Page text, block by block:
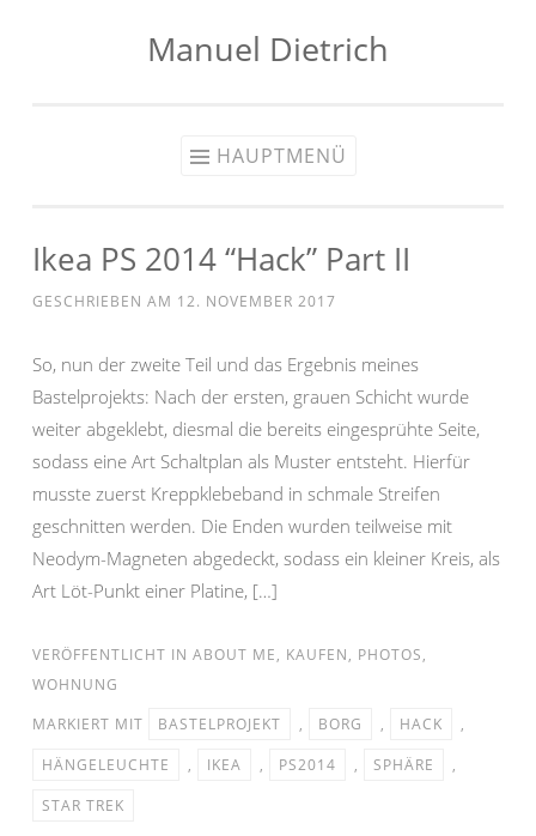
Manuel Dietrich
HAUPTMENÜ
Ikea PS 2014 “Hack” Part II
GESCHRIEBEN AM 12. NOVEMBER 2017
So, nun der zweite Teil und das Ergebnis meines
Bastelprojekts: Nach der ersten, grauen Schicht wurde
weiter abgeklebt, diesmal die bereits eingesprühte Seite,
sodass eine Art Schaltplan als Muster entsteht. Hierfür
musste zuerst Kreppklebeband in schmale Streifen
geschnitten werden. Die Enden wurden teilweise mit
Neodym-Magneten abgedeckt, sodass ein kleiner Kreis, als
Art Löt-Punkt einer Platine, […]
VERÖFFENTLICHT IN ABOUT ME, KAUFEN, PHOTOS,
WOHNUNG
MARKIERT MIT
BASTELPROJEKT , BORG , HACK
,
HÄNGELEUCHTE
, IKEA , PS2014 , SPHÄRE
,
STAR TREK